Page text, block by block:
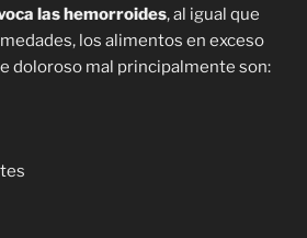
las hemorroides, al igual que
los alimentos en exceso
doloroso mal principalmente son: